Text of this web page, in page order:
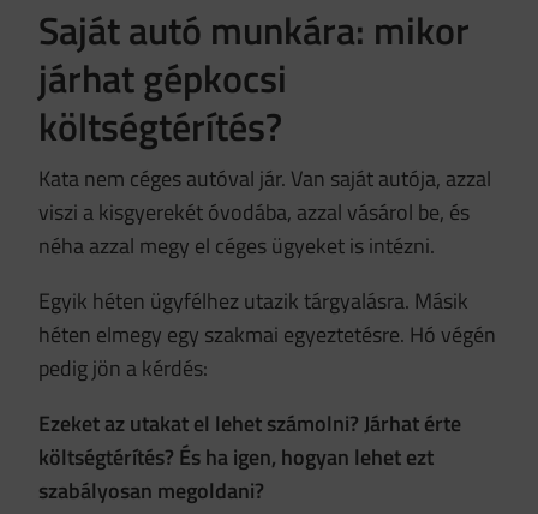
Saját autó munkára: mikor
járhat gépkocsi
költségtérítés?
Kata nem céges autóval jár. Van saját autója, azzal
viszi a kisgyerekét óvodába, azzal vásárol be, és
néha azzal megy el céges ügyeket is intézni.
Egyik héten ügyfélhez utazik tárgyalásra. Másik
héten elmegy egy szakmai egyeztetésre. Hó végén
pedig jön a kérdés:
Ezeket az utakat el lehet számolni? Járhat érte
költségtérítés? És ha igen, hogyan lehet ezt
szabályosan megoldani?